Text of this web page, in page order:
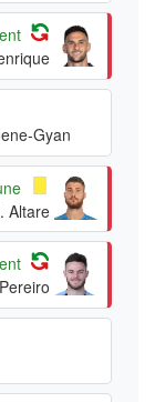
Gyan
Altare